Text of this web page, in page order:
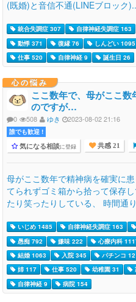
(既婚)と音信不通(LINEブロック
統合失調症 307 自律神経失調症 163
動悸 371
復縁 76 しんどい 1095
仕事 520
自律神経 9 誕生日 26
心の悩み
ここ数年で、母がここ
のですが…
0 508 ゆき 2023-08-02 21:16
誰でも歓迎 !
気になる相談に登録 共感 21
母がここ数年で精神病を確実に
てられずゴミ箱から拾って保存
たり笑ったりしている、 時間通
いじめ 1485 自律神経失調症 163
愚痴 792
嫌味 222 心療内科
結婚 1063
入院 345 パチンコ 12
姉 117
仕事 520 幼稚園 31
自律神経 9
病院 154